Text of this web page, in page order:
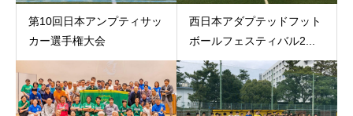
第10回日本アンプティサッ
カー選手権大会
西日本アダプテッドフット
ボールフェスティバル2...